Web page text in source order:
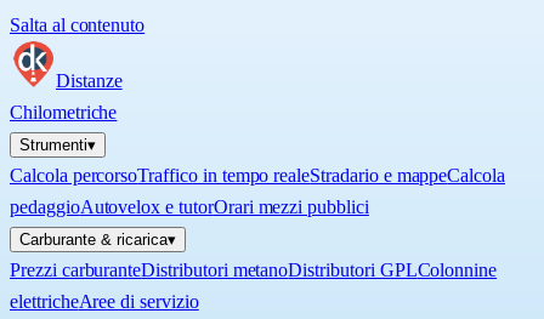
Salta al contenuto
Distanze
Chilometriche
Strumenti▾
Calcola percorsoTraffico in tempo realeStradario e mappeCalcola
pedaggioAutovelox e tutorOrari mezzi pubblici
Carburante & ricarica▾
Prezzi carburanteDistributori metanoDistributori GPLColonnine
elettricheAree di servizio